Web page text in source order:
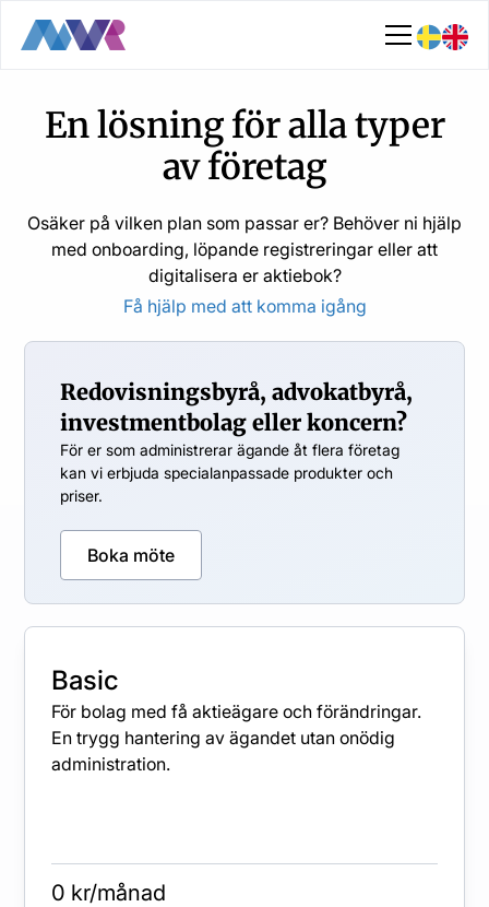
En lösning för alla typer
av företag
Osäker på vilken plan som passar er? Behöver ni hjälp
med onboarding, löpande registreringar eller att
digitalisera er aktiebok?
Få hjälp med att komma igång
Redovisningsbyrå, advokatbyrå,
investmentbolag eller koncern?
För er som administrerar ägande åt flera företag
kan vi erbjuda specialanpassade produkter och
priser.
Boka möte
Basic
För bolag med få aktieägare och förändringar.
En trygg hantering av ägandet utan onödig
administration.
0 kr/månad